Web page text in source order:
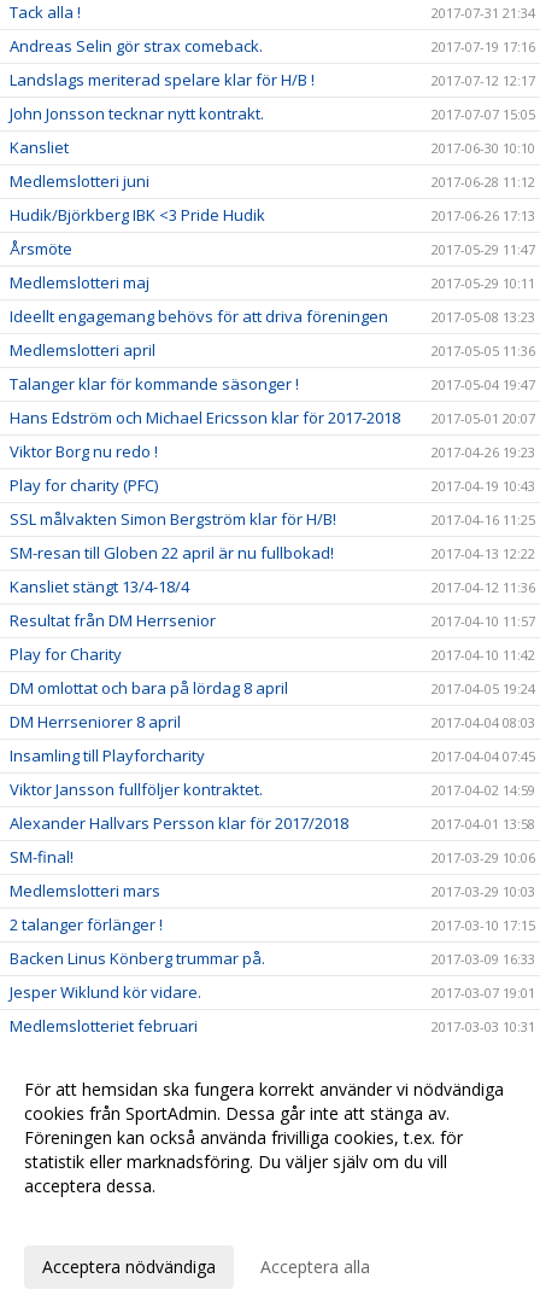
Tack alla ! 2017-07-31 21:34
Andreas Selin gör strax comeback. 2017-07-19 17:16
Landslags meriterad spelare klar för H/B ! 2017-07-12 12:17
John Jonsson tecknar nytt kontrakt. 2017-07-07 15:05
Kansliet 2017-06-30 10:10
Medlemslotteri juni 2017-06-28 11:12
Hudik/Björkberg IBK <3 Pride Hudik 2017-06-26 17:13
Årsmöte 2017-05-29 11:47
Medlemslotteri maj 2017-05-29 10:11
Ideellt engagemang behövs för att driva föreningen 2017-05-08 13:23
Medlemslotteri april 2017-05-05 11:36
Talanger klar för kommande säsonger ! 2017-05-04 19:47
Hans Edström och Michael Ericsson klar för 2017-2018 2017-05-01 20:07
Viktor Borg nu redo ! 2017-04-26 19:23
Play for charity (PFC) 2017-04-19 10:43
SSL målvakten Simon Bergström klar för H/B! 2017-04-16 11:25
SM-resan till Globen 22 april är nu fullbokad! 2017-04-13 12:22
Kansliet stängt 13/4-18/4 2017-04-12 11:36
Resultat från DM Herrsenior 2017-04-10 11:57
Play for Charity 2017-04-10 11:42
DM omlottat och bara på lördag 8 april 2017-04-05 19:24
DM Herrseniorer 8 april 2017-04-04 08:03
Insamling till Playforcharity 2017-04-04 07:45
Viktor Jansson fullföljer kontraktet. 2017-04-02 14:59
Alexander Hallvars Persson klar för 2017/2018 2017-04-01 13:58
SM-final! 2017-03-29 10:06
Medlemslotteri mars 2017-03-29 10:03
2 talanger förlänger ! 2017-03-10 17:15
Backen Linus Könberg trummar på. 2017-03-09 16:33
Jesper Wiklund kör vidare. 2017-03-07 19:01
Medlemslotteriet februari 2017-03-03 10:31
Medlemslotteriet-delbetalning 2017-02-22 11:23
Webbsändning av herrmatchen. 2017-02-20 16:21
Supperterbuss till Järfälla 18 feb 2017-02-11 20:44
Medlemslotteriet januari
Newbody
För att hemsidan ska fungera korrekt använder vi nödvändiga
cookies från SportAdmin. Dessa går inte att stänga av.
Föreningen kan också använda frivilliga cookies, t.ex. för
statistik eller marknadsföring. Du väljer själv om du vill
acceptera dessa.
Acceptera nödvändiga Acceptera alla